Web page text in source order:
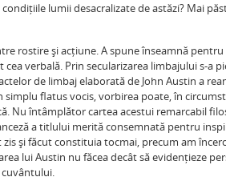
lumii desacralizate de astăzi? Mai
rostire și acțiune. A spune înseamnă pentru
verbală. Prin secularizarea limbajului s-a
de limbaj elaborată de John Austin a
flatus vocis, vorbirea poate, în
Nu întâmplător cartea acestui remarcabil
a titlului merită consemnată pentru
și făcut constituia tocmai, precum am
lui Austin nu făcea decât să evidențieze